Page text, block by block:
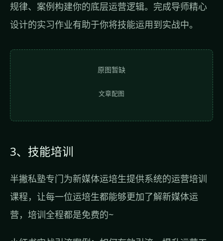
规律、案例构建你的底层运营逻辑。完成导师精心
设计的实习作业有助于你将技能运用到实战中。
原图暂缺
文章配图
3、技能培训
半撇私塾专门为新媒体运培生提供系统的运营培训
课程，让每一位运培生都能够更加了解新媒体运
营，培训全程都是免费的~